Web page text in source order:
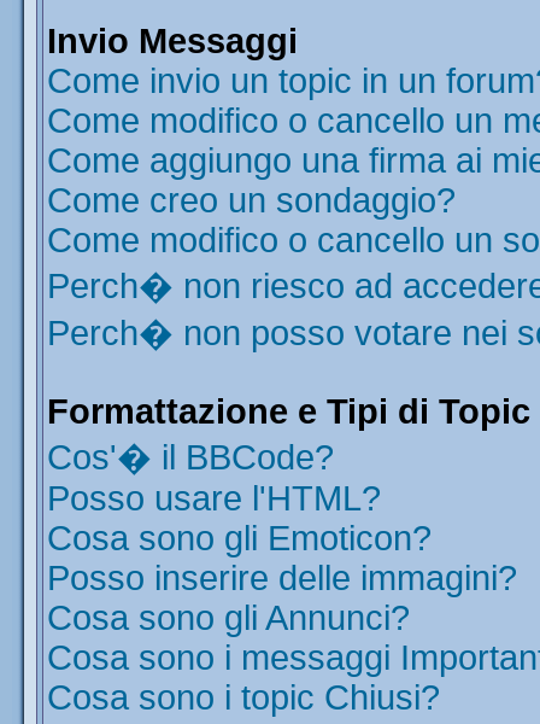
Invio Messaggi
Come invio un topic in un
Come modifico o cancello un
Come aggiungo una firma ai
Come creo un sondaggio?
Come modifico o cancello un
Perch� non riesco ad
Perch� non posso votare nei
Formattazione e Tipi di Topic
Cos'� il BBCode?
Posso usare l'HTML?
Cosa sono gli Emoticon?
Posso inserire delle immagini?
Cosa sono gli Annunci?
Cosa sono i messaggi
Cosa sono i topic Chiusi?